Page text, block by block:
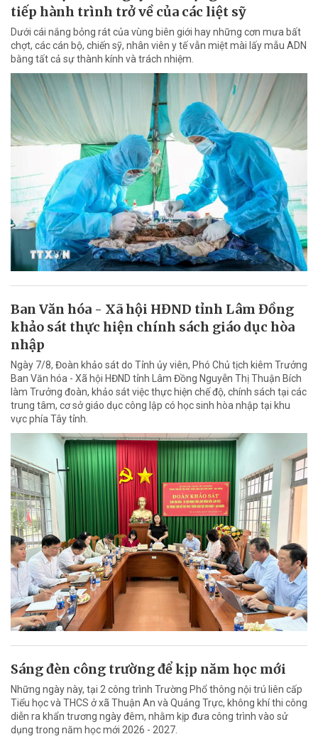
tiếp hành trình trở về của các liệt sỹ
Dưới cái nắng bỏng rát của vùng biên giới hay những cơn mưa bất
chợt, các cán bộ, chiến sỹ, nhân viên y tế vẫn miệt mài lấy mẫu ADN
bằng tất cả sự thành kính và trách nhiệm.
Ban Văn hóa - Xã hội HĐND tỉnh Lâm Đồng
khảo sát thực hiện chính sách giáo dục hòa
nhập
Ngày 7/8, Đoàn khảo sát do Tỉnh ủy viên, Phó Chủ tịch kiêm Trưởng
Ban Văn hóa - Xã hội HĐND tỉnh Lâm Đồng Nguyễn Thị Thuận Bích
làm Trưởng đoàn, khảo sát việc thực hiện chế độ, chính sách tại các
trung tâm, cơ sở giáo dục công lập có học sinh hòa nhập tại khu
vực phía Tây tỉnh.
Sáng đèn công trường để kịp năm học mới
Những ngày này, tại 2 công trình Trường Phổ thông nội trú liên cấp
Tiểu học và THCS ở xã Thuận An và Quảng Trực, không khí thi công
diễn ra khẩn trương ngày đêm, nhằm kịp đưa công trình vào sử
dụng trong năm học mới 2026 - 2027.